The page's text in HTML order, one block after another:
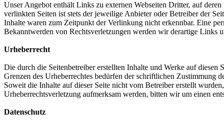
Unser Angebot enthält Links zu externen Webseiten Dritter, auf
verlinkten Seiten ist stets der jeweilige Anbieter oder Betreiber der
Inhalte waren zum Zeitpunkt der Verlinkung nicht erkennbar. Eine
Bekanntwerden von Rechtsverletzungen werden wir derartige Links
Urheberrecht
Die durch die Seitenbetreiber erstellten Inhalte und Werke auf
Grenzen des Urheberrechtes bedürfen der schriftlichen Zustimmung
Soweit die Inhalte auf dieser Seite nicht vom Betreiber erstellt
Urheberrechtsverletzung aufmerksam werden, bitten wir um einen
Datenschutz